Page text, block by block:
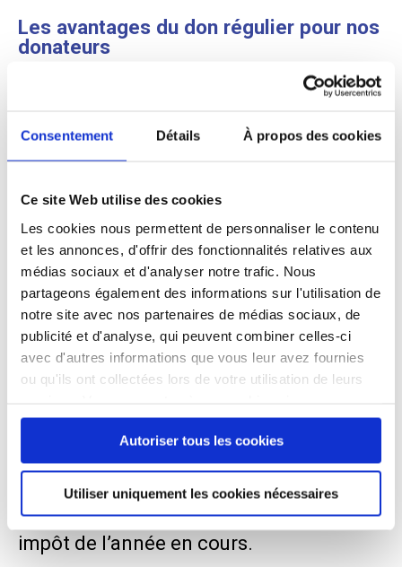
Consentement Détails À propos des cookies
Ce site Web utilise des cookies
Les cookies nous permettent de personnaliser le contenu
et les annonces, d'offrir des fonctionnalités relatives aux
médias sociaux et d'analyser notre trafic. Nous
partageons également des informations sur l'utilisation de
notre site avec nos partenaires de médias sociaux, de
publicité et d'analyse, qui peuvent combiner celles-ci
avec d'autres informations que vous leur avez fournies
ou qu'ils ont collectées lors de votre utilisation de leurs
continuez à utiliser notre site Web.
Autoriser tous les cookies
Utiliser uniquement les cookies nécessaires
Les avantages du don régulier pour nos
donateurs
Tous les ans, de nombreux donateurs
choisissent le don régulier. Simple et
instantané, le don régulier vous permet
d’être prélevé directement sur votre
de votre premier engagement.
De plus, le don régulier permet d’étaler
votre soutien financier dans le temps
tout en conservant la réduction fiscale
associée. Le don régulier vous permet de
bénéficier d’uneréduction d’impôtsde
75% dans la limite de 1000 € de dons.
Plutôt que de recevoir votre reçu fiscal le
jour de votre don, vous le recevez une
votre déclaration d’Impôts sur le Revenu,
correspondant à la totalité des sommes
versées dans l’année. Ainsi, si vous
donnez 15€ par mois, vous bénéficierez
d’une réduction fiscale de 135€ sur votre
impôt de l’année en cours.